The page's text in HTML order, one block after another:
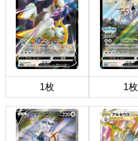
1枚 1枚